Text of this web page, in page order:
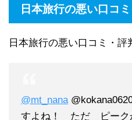
日本旅行の悪い口コ
日本旅行の悪い口コミ・評
@mt_nana
すよね！ ただ ピーク